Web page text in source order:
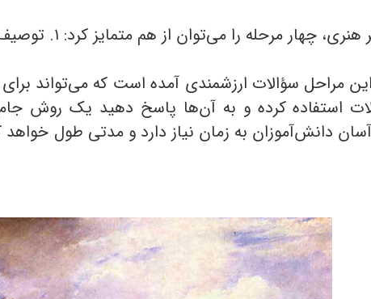
را می‌توان از هم متمایز کرد: ۱. توصیف یا شرح، ۲. تحلیل، ۳. تفسیر، ۴. داوری یا ارزیابی
مراحل سؤالات ارزشمندی آمده است که می‌تواند برای
استفاده کرده و به آن‌ها پاسخ دهید یک روش
آسان دانش‌آموزان به زمان نیاز دارد و مدتی طول